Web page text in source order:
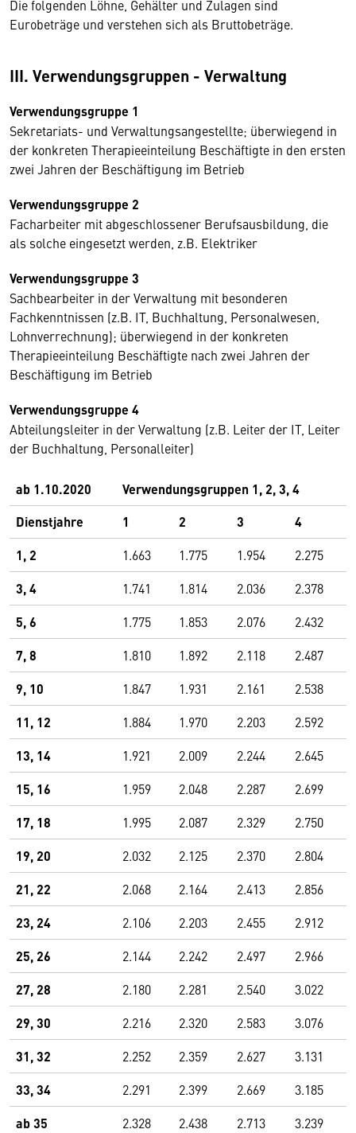
Die folgenden Löhne, Gehälter und Zulagen sind
Eurobeträge und verstehen sich als Bruttobeträge.
III. Verwendungsgruppen - Verwaltung
Verwendungsgruppe 1
Sekretariats- und Verwaltungsangestellte; überwiegend in
der konkreten Therapieeinteilung Beschäftigte in den ersten
zwei Jahren der Beschäftigung im Betrieb
Verwendungsgruppe 2
Facharbeiter mit abgeschlossener Berufsausbildung, die
als solche eingesetzt werden, z.B. Elektriker
Verwendungsgruppe 3
Sachbearbeiter in der Verwaltung mit besonderen
Fachkenntnissen (z.B. IT, Buchhaltung, Personalwesen,
Lohnverrechnung); überwiegend in der konkreten
Therapieeinteilung Beschäftigte nach zwei Jahren der
Beschäftigung im Betrieb
Verwendungsgruppe 4
Abteilungsleiter in der Verwaltung (z.B. Leiter der IT, Leiter
der Buchhaltung, Personalleiter)
ab 1.10.2020
Verwendungsgruppen 1, 2, 3, 4
Dienstjahre
1 2 3
4
1, 2
1.663 1.775 1.954 2.275
3, 4 1.741 1.814 2.036 2.378
5, 6 1.775 1.853 2.076 2.432
7, 8 1.810 1.892 2.118 2.487
9, 10 1.847 1.931 2.161 2.538
11, 12 1.884 1.970 2.203 2.592
13, 14 1.921 2.009 2.244 2.645
15, 16 1.959 2.048 2.287 2.699
17, 18 1.995 2.087 2.329 2.750
19, 20 2.032 2.125 2.370 2.804
21, 22 2.068 2.164 2.413 2.856
23, 24 2.106 2.203 2.455 2.912
25, 26 2.144 2.242 2.497 2.966
27, 28 2.180 2.281 2.540 3.022
29, 30 2.216 2.320 2.583 3.076
31, 32 2.252 2.359 2.627 3.131
33, 34 2.291 2.399 2.669 3.185
ab 35 2.328 2.438 2.713 3.239